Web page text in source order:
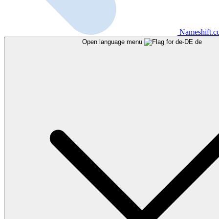
Open language menu de